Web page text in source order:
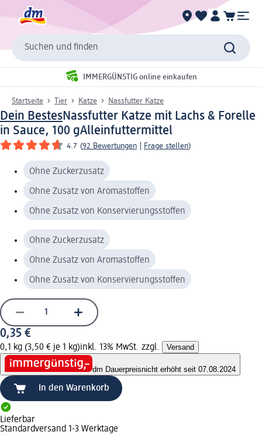
Suchen und finden
IMMERGÜNSTIG online einkaufen
Startseite Tier Katze Nassfutter Katze
Dein BestesNassfutter Katze mit Lachs & Forelle
in Sauce, 100 gAlleinfuttermittel
4.7 (92 Bewertungen Frage stellen)
Ohne Zuckerzusatz
Ohne Zusatz von Aromastoffen
Ohne Zusatz von Konservierungsstoffen
Ohne Zuckerzusatz
Ohne Zusatz von Aromastoffen
Ohne Zusatz von Konservierungsstoffen
0,35 €
0,1 kg (3,50 € je 1 kg)inkl. 13% MwSt. zzgl. Versand
dm Dauerpreisnicht erhöht seit 07.08.2024
In den Warenkorb
Lieferbar
Standardversand 1-3 Werktage